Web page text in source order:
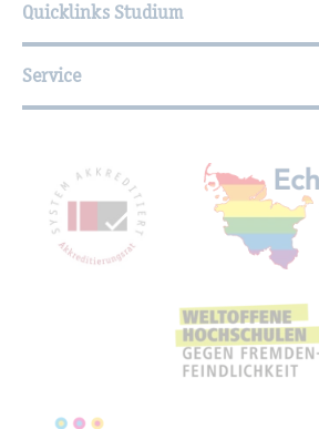
Quicklinks Studium
Service
Mit­glied­schaf­ten,